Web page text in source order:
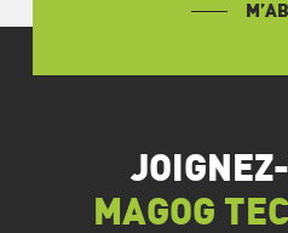
MAGOG